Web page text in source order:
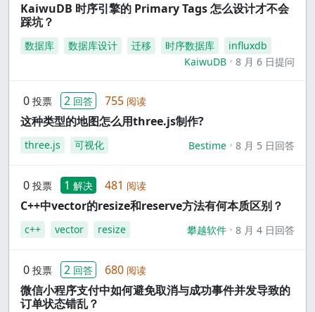
KaiwuDB 时序引擎的 Primary Tags 怎么设计才不会
踩坑？
数据库 数据库设计 迁移 时序数据库
influxdb
KaiwuDB
8 月 6 日提问
0 投票 2 回答 755 阅读
这种类型的地图怎么用three.js制作?
three.js 可视化 Bestime 8 月 5 日回答
0 投票 1 解决 481 阅读
C++中vector的resize和reserve方法有何本质区别？
c++ vector resize 攀越软件 8 月 4 日回答
0 投票 2 回答 680 阅读
微信小程序支付中如何避免取消与成功事件并发导致的
订单状态错乱？